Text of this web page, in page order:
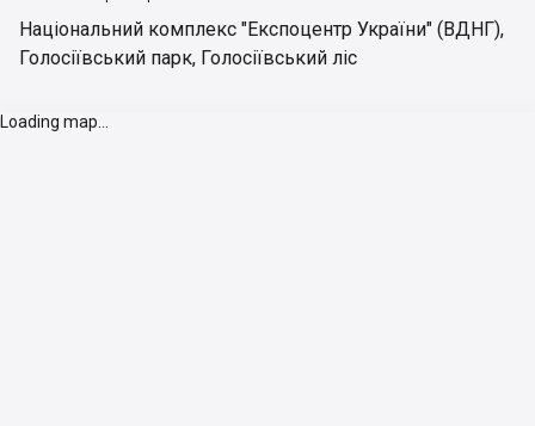
Національний комплекс "Експоцентр України" (ВДНГ),
Голосіївський парк, Голосіївський ліс
Loading map...